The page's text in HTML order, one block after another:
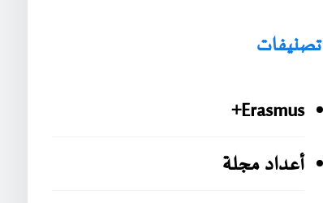
تصنيفات
Erasmus+
أعداد مجلة